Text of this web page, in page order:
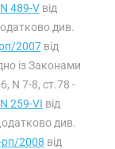
N 489-Vвід
див.
2007від
із Законами
N 7-8, ст.78 -
N 259-VI від
див.
рп/2008 від